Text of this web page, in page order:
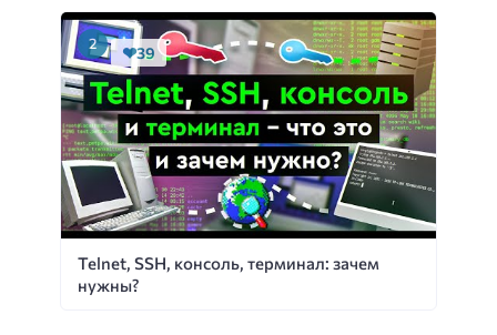
Telnet, SSH, консоль, терминал: зачем
нужны?
39